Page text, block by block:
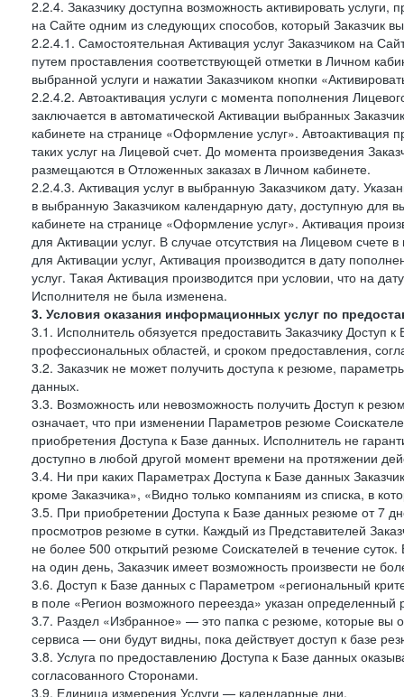
2.2.4. Заказчику доступна возможность активировать
на Сайте одним из следующих способов, который Заказчик
2.2.4.1. Самостоятельная Активация услуг Заказчиком на
путем проставления соответствующей отметки в Личном
выбранной услуги и нажатии Заказчиком кнопки
2.2.4.2. Автоактивация услуги с момента пополнения
заключается в автоматической Активации выбранных
кабинете на странице «Оформление услуг». Автоактивация
таких услуг на Лицевой счет. До момента произведения
размещаются в Отложенных заказах в Личном кабинете.
2.2.4.3. Активация услуг в выбранную Заказчиком дату.
в выбранную Заказчиком календарную дату, доступную для
кабинете на странице «Оформление услуг». Активация
для Активации услуг. В случае отсутствия на Лицевом
для Активации услуг, Активация производится в дату
услуг. Такая Активация производится при условии, что на
Исполнителя не была изменена.
3. Условия оказания информационных услуг по
3.1. Исполнитель обязуется предоставить Заказчику Доступ
профессиональных областей, и сроком предоставления,
3.2. Заказчик не может получить доступа к резюме,
данных.
3.3. Возможность или невозможность получить Доступ к
означает, что при изменении Параметров резюме
приобретения Доступа к Базе данных. Исполнитель не
доступно в любой другой момент времени на протяжении
3.4. Ни при каких Параметрах Доступа к Базе данных
кроме Заказчика», «Видно только компаниям из списка, в
3.5. При приобретении Доступа к Базе данных резюме от 7
просмотров резюме в сутки. Каждый из Представителей
не более 500 открытий резюме Соискателей в течение
на один день, Заказчик имеет возможность произвести не
3.6. Доступ к Базе данных с Параметром «региональный
в поле «Регион возможного переезда» указан определенный
3.7. Раздел «Избранное» — это папка с резюме, которые вы
сервиса — они будут видны, пока действует доступ к базе
3.8. Услуга по предоставлению Доступа к Базе данных
согласованного Сторонами.
3.9. Единица измерения Услуги — календарные дни.